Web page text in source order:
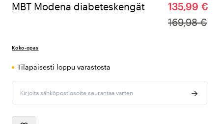
MBT Modena diabeteskengät
135,99 €
169,98 €
Koko-opas
Tilapäisesti loppu varastosta